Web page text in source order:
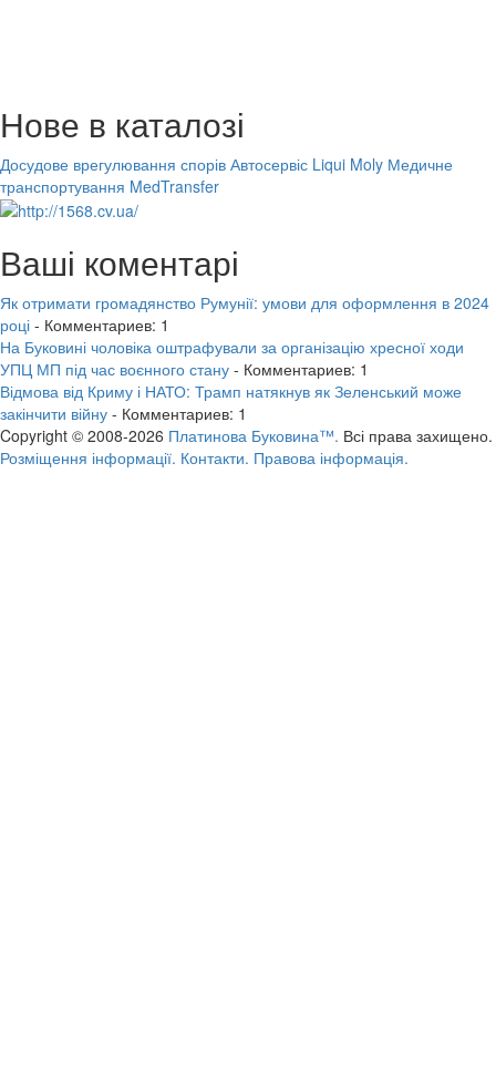
Нове в каталозі
Досудове врегулювання спорів Автосервіс Liqui Moly Медичне
транспортування MedTransfer
Ваші коментарі
Як отримати громадянство Румунії: умови для оформлення в 2024
році - Комментариев: 1
На Буковині чоловіка оштрафували за організацію хресної ходи
УПЦ МП під час воєнного стану - Комментариев: 1
Відмова від Криму і НАТО: Трамп натякнув як Зеленський може
закінчити війну - Комментариев: 1
Copyright © 2008-2026 Платинова Буковина™. Всі права захищено.
Розміщення інформації. Контакти. Правова інформація.